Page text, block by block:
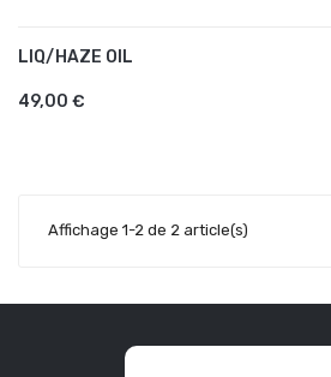
LIQ/HAZE OIL
49,00 €
Affichage 1-2 de 2 article(s)